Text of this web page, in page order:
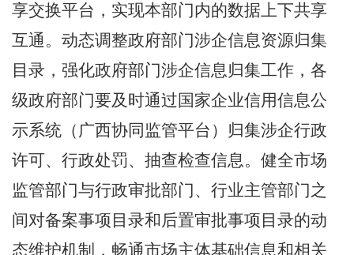
享交换平台，实现本部门内的数据上下共享
互通。动态调整政府部门涉企信息资源归集
目录，强化政府部门涉企信息归集工作，各
级政府部门要及时通过国家企业信用信息公
示系统（广西协同监管平台）归集涉企行政
许可、行政处罚、抽查检查信息。健全市场
监管部门与行政审批部门、行业主管部门之
间对备案事项目录和后置审批事项目录的动
态维护机制，畅通市场主体基础信息和相关